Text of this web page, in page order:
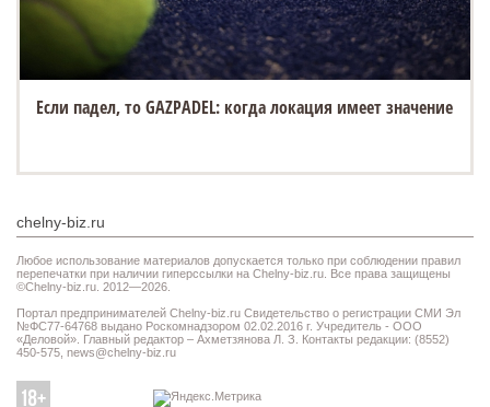
Если падел, то GAZPADEL: когда локация имеет значение
chelny-biz.ru
Любое использование материалов допускается только при соблюдении правил
перепечатки при наличии гиперссылки на Chelny-biz.ru. Все права защищены
©Chelny-biz.ru. 2012—2026.
Портал предпринимателей Chelny-biz.ru Свидетельство о регистрации СМИ Эл
№ФС77-64768 выдано Роскомнадзором 02.02.2016 г. Учредитель - ООО
«Деловой». Главный редактор – Ахметзянова Л. З. Контакты редакции: (8552)
450-575, news@chelny-biz.ru